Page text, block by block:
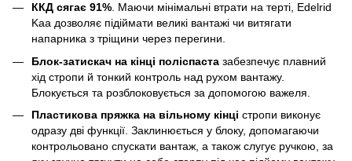
ККД сягає 91%. Маючи мінімальні втрати на терті, Edelrid
Kaa дозволяє підіймати великі вантажі чи витягати
напарника з тріщини через перегини.
Блок-затискач на кінці поліспаста забезпечує плавний
хід стропи й тонкий контроль над рухом вантажу.
Блокується та розблоковується за допомогою важеля.
Пластикова пряжка на вільному кінці стропи виконує
одразу дві функції. Заклинюється у блоку, допомагаючи
контрольовано спускати вантаж, а також слугує ручкою, за